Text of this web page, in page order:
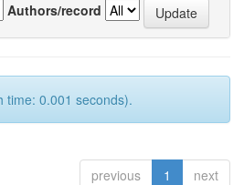
Authors/record
time: 0.001 seconds).
previous 1 next